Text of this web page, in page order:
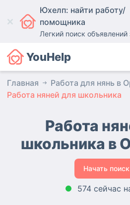
Юхелп: найти работу/
помощника
Легкий поиск объявлений
YouHelp
Главная
Работа для нянь в
Работа няней для школьника
Работа
школьника в
Начать поиск
574 сейчас